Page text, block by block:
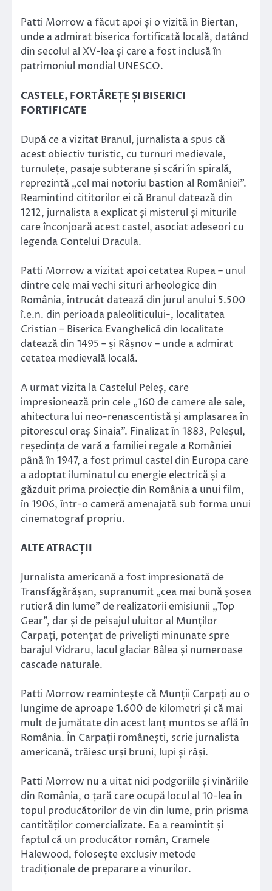
Patti Morrow a făcut apoi și o vizită în Biertan,
unde a admirat biserica fortificată locală, datând
din secolul al XV-lea și care a fost inclusă în
patrimoniul mondial UNESCO.
CASTELE, FORTĂREȚE ȘI BISERICI
FORTIFICATE
După ce a vizitat Branul, jurnalista a spus că
acest obiectiv turistic, cu turnuri medievale,
turnulețe, pasaje subterane și scări în spirală,
reprezintă „cel mai notoriu bastion al României”.
Reamintind cititorilor ei că Branul datează din
1212, jurnalista a explicat și misterul și miturile
care înconjoară acest castel, asociat adeseori cu
legenda Contelui Dracula.
Patti Morrow a vizitat apoi cetatea Rupea – unul
dintre cele mai vechi situri arheologice din
România, întrucât datează din jurul anului 5.500
î.e.n. din perioada paleoliticului-, localitatea
Cristian – Biserica Evanghelică din localitate
datează din 1495 – și Râșnov – unde a admirat
cetatea medievală locală.
A urmat vizita la Castelul Peleș, care
impresionează prin cele „160 de camere ale sale,
ahitectura lui neo-renascentistă și amplasarea în
pitorescul oraș Sinaia”. Finalizat în 1883, Peleșul,
reședința de vară a familiei regale a României
până în 1947, a fost primul castel din Europa care
a adoptat iluminatul cu energie electrică și a
găzduit prima proiecție din România a unui film,
în 1906, într-o cameră amenajată sub forma unui
cinematograf propriu.
ALTE ATRACȚII
Jurnalista americană a fost impresionată de
Transfăgărășan, supranumit „cea mai bună șosea
rutieră din lume” de realizatorii emisiunii „Top
Gear”, dar și de peisajul uluitor al Munților
Carpați, potențat de priveliști minunate spre
barajul Vidraru, lacul glaciar Bâlea și numeroase
cascade naturale.
Patti Morrow reamintește că Munții Carpați au o
lungime de aproape 1.600 de kilometri și că mai
mult de jumătate din acest lanț muntos se află în
România. În Carpații românești, scrie jurnalista
americană, trăiesc urși bruni, lupi și râși.
Patti Morrow nu a uitat nici podgoriile și vinăriile
din România, o țară care ocupă locul al 10-lea în
topul producătorilor de vin din lume, prin prisma
cantităților comercializate. Ea a reamintit și
faptul că un producător român, Cramele
Halewood, folosește exclusiv metode
tradiționale de preparare a vinurilor.